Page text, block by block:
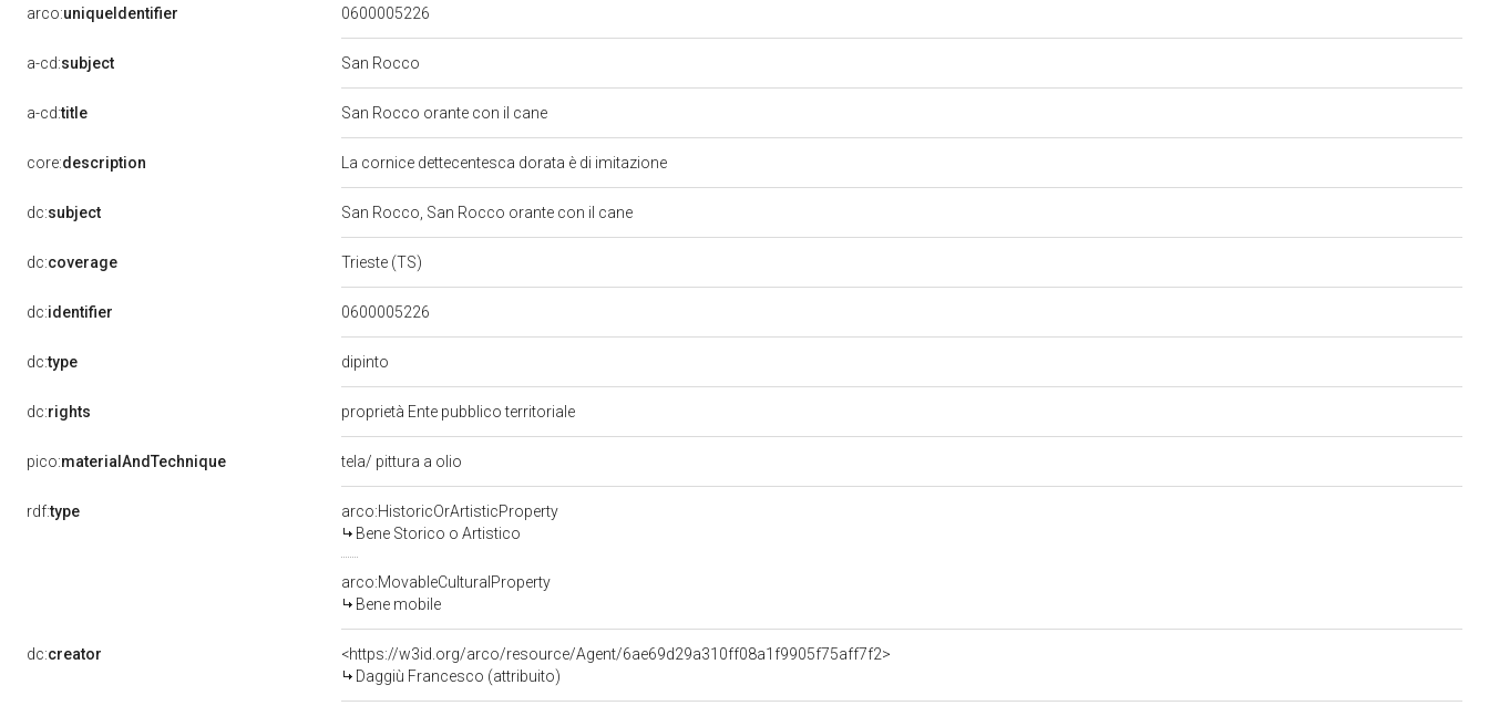
arco:uniqueIdentifier 0600005226
a-cd:subject San Rocco
a-cd:title San Rocco orante con il cane
core:description La cornice dettecentesca dorata è di imitazione
dc:subject San Rocco, San Rocco orante con il cane
dc:coverage Trieste (TS)
dc:identifier 0600005226
dc:type dipinto
dc:rights proprietà Ente pubblico territoriale
pico:materialAndTechnique tela/ pittura a olio
rdf:type
arco:HistoricOrArtisticProperty
Bene Storico o Artistico
arco:MovableCulturalProperty
Bene mobile
dc:creator
<https://w3id.org/arco/resource/Agent/6ae69d29a310ff08a1f9905f75aff7f2>
Daggiù Francesco (attribuito)